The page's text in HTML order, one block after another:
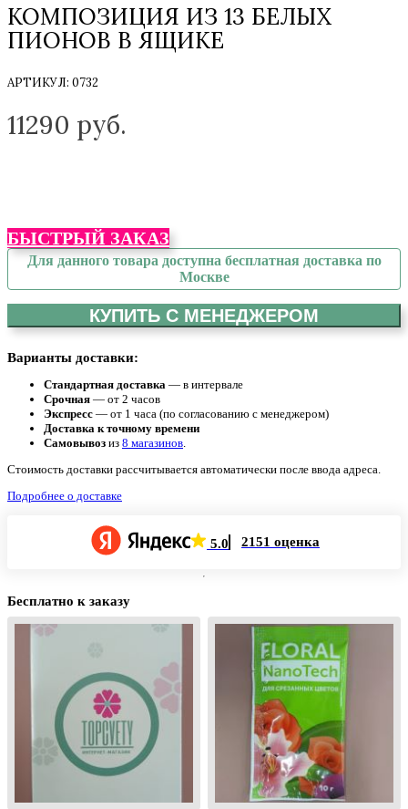
КОМПОЗИЦИЯ ИЗ 13 БЕЛЫХ
ПИОНОВ В ЯЩИКЕ
АРТИКУЛ: 0732
11290 руб.
БЫСТРЫЙ ЗАКАЗ
Для данного товара доступна бесплатная доставка по
Москве
КУПИТЬ С МЕНЕДЖЕРОМ
Варианты доставки:
Стандартная доставка — в интервале
Срочная — от 2 часов
Экспресс — от 1 часа (по согласованию с менеджером)
Доставка к точному времени
Самовывоз из 8 магазинов
Стоимость доставки рассчитывается автоматически после ввода адреса.
Подробнее о доставке
5.0 2151 оценка
Бесплатно к заказу